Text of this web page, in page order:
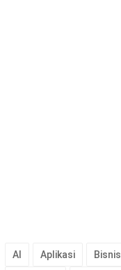
AI Aplikasi Bisnis